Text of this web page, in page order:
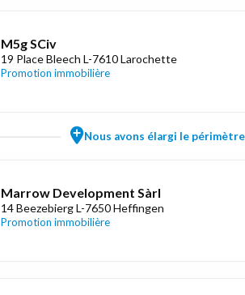
M5g SCiv
19 Place Bleech L-7610 Larochette
Promotion immobilière
Nous avons élargi le
Marrow Development Sàrl
14 Beezebierg L-7650 Heffingen
Promotion immobilière